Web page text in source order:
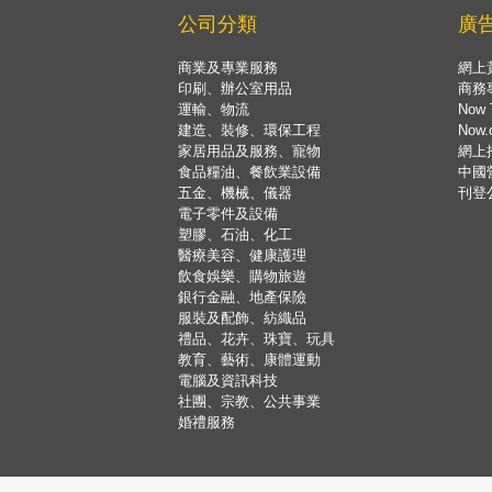
公司分類
商業及專業服務
印刷、辦公室用品
運輸、物流
建造、裝修、環保工程
家居用品及服務、寵物
食品糧油、餐飲業設備
五金、機械、儀器
電子零件及設備
塑膠、石油、化工
醫療美容、健康護理
飲食娛樂、購物旅遊
銀行金融、地產保險
服裝及配飾、紡織品
禮品、花卉、珠寶、玩具
教育、藝術、康體運動
電腦及資訊科技
社團、宗教、公共事業
婚禮服務
廣
網上
商務
Now
網上
中國
刊登